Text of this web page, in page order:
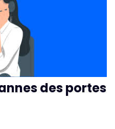
des portes